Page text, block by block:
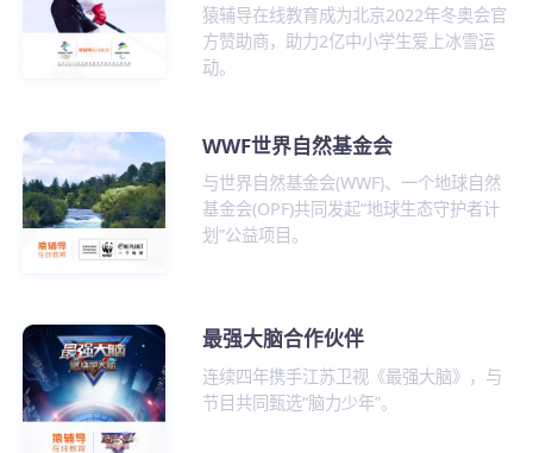
猿辅导在线教育成为北京2022年冬奥会官
方赞助商，助力2亿中小学生爱上冰雪运
动。
WWF世界自然基金会
与世界自然基金会(WWF)、一个地球自然
基金会(OPF)共同发起“地球生态守护者计
划”公益项目。
最强大脑合作伙伴
连续四年携手江苏卫视《最强大脑》，与
节目共同甄选“脑力少年”。